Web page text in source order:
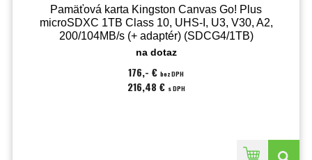
Pamäťová karta Kingston Canvas Go! Plus
microSDXC 1TB Class 10, UHS-I, U3, V30, A2,
200/104MB/s (+ adaptér) (SDCG4/1TB)
na dotaz
176,- € bez DPH
216,48 € s DPH